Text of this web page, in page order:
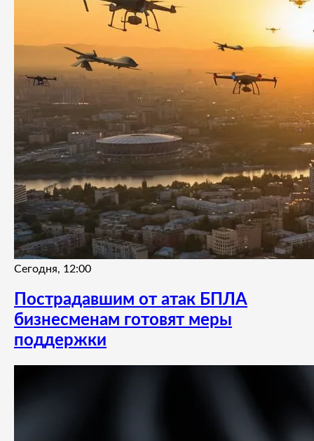
Сегодня, 12:00
Пострадавшим от атак БПЛА
бизнесменам готовят меры
поддержки